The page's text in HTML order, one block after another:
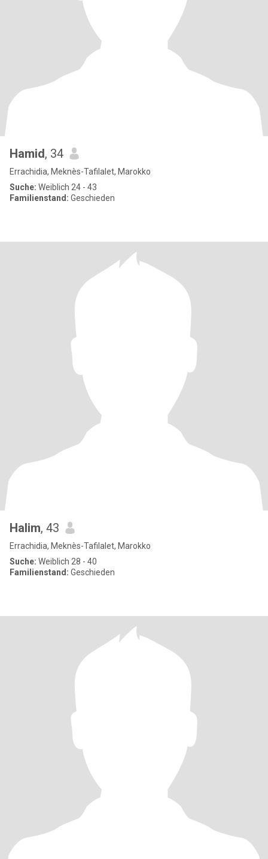
Hamid, 34
Errachidia, Meknès-Tafilalet, Marokko
Suche: Weiblich 24 - 43
Familienstand: Geschieden
Halim, 43
Errachidia, Meknès-Tafilalet, Marokko
Suche: Weiblich 28 - 40
Familienstand: Geschieden